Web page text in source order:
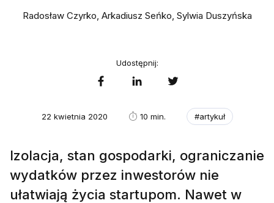
Radosław Czyrko, Arkadiusz Seńko, Sylwia Duszyńska
Udostępnij:
22 kwietnia 2020 10 min. #artykuł
Izolacja, stan gospodarki, ograniczanie
wydatków przez inwestorów nie
ułatwiają życia startupom. Nawet w